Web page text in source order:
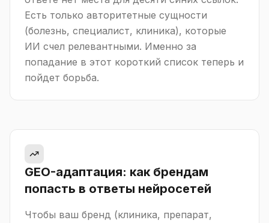
Есть только авторитетные сущности
(болезнь, специалист, клиника), которые
ИИ счел релевантными. Именно за
попадание в этот короткий список теперь и
пойдет борьба.
GEO-адаптация: как брендам
попасть в ответы нейросетей
Чтобы ваш бренд (клиника, препарат,